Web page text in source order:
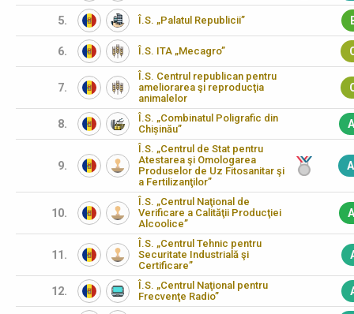
5. Î.S. „Palatul Republicii”
6. Î.S. ITA „Mecagro”
7.
Î.S. Centrul republican pentru
ameliorarea şi reproducţia
animalelor
8.
Î.S. „Combinatul Poligrafic din
Chișinău”
9.
Î.S. „Centrul de Stat pentru
Atestarea şi Omologarea
Produselor de Uz Fitosanitar şi
a Fertilizanţilor”
10.
Î.S. „Centrul Naţional de
Verificare a Calităţii Producţiei
Alcoolice”
11.
Î.S. „Centrul Tehnic pentru
Securitate Industrială şi
Certificare”
12.
Î.S. „Centrul Naţional pentru
Frecvenţe Radio”